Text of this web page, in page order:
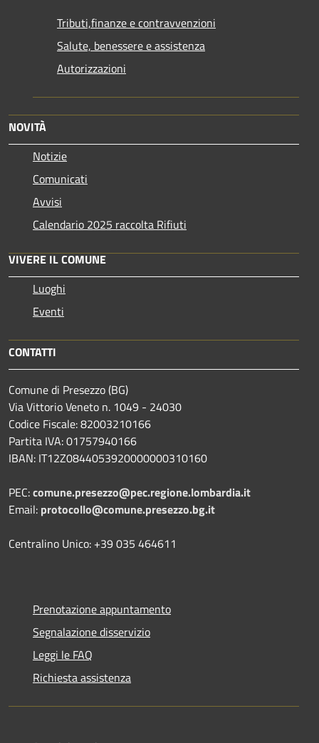
Tributi,finanze e contravvenzioni
Salute, benessere e assistenza
Autorizzazioni
NOVITÀ
Notizie
Comunicati
Avvisi
Calendario 2025 raccolta Rifiuti
VIVERE IL COMUNE
Luoghi
Eventi
CONTATTI
Comune di Presezzo (BG)
Via Vittorio Veneto n. 1049 - 24030
Codice Fiscale: 82003210166
Partita IVA: 01757940166
IBAN: IT12Z0844053920000000310160
PEC:comune.presezzo@pec.regione.lombardia.it
Email: protocollo@comune.presezzo.bg.it
Centralino Unico: +39 035 464611
Prenotazione appuntamento
Segnalazione disservizio
Leggi le FAQ
Richiesta assistenza